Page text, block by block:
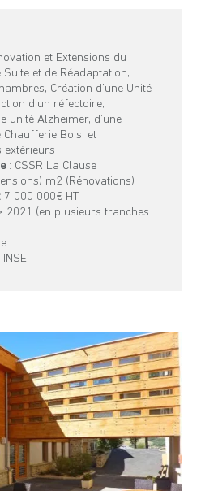
et Extensions du
Suite et de Réadaptation,
Création d’une Unité
d’un réfectoire,
unité Alzheimer, d’une
Chaufferie Bois, et
extérieurs
: CSSR La Clause
m2 (Rénovations)
7 000 000€ HT
2021 (en plusieurs tranches
INSE